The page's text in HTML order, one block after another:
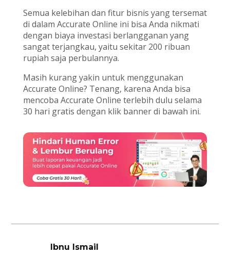
Semua kelebihan dan fitur bisnis yang tersemat
di dalam Accurate Online ini bisa Anda nikmati
dengan biaya investasi berlangganan yang
sangat terjangkau, yaitu sekitar 200 ribuan
rupiah saja perbulannya.
Masih kurang yakin untuk menggunakan
Accurate Online? Tenang, karena Anda bisa
mencoba Accurate Online terlebih dulu selama
30 hari gratis dengan klik banner di bawah ini.
Ibnu Ismail